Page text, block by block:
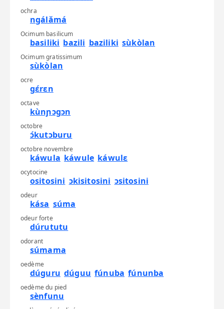
ochra
ngálǎmá
Ocimum basilicum
basiliki bazili baziliki sùkòlan
Ocimum gratissimum
sùkòlan
ocre
gɛ́rɛn
octave
kùnɲɔgɔn
octobre
ɔ́kutɔburu
octobre novembre
káwula káwule káwulɛ
ocytocine
ositosini ɔkisitosini ɔsitosini
odeur
kása súma
odeur forte
dúrututu
odorant
súmama
oedème
dúguru dúguu fúnuba fúnunba
oedème du pied
sènfunu